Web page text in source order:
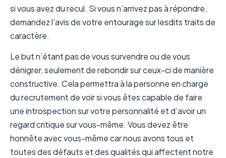
si vous avez du recul. Si vous n’arrivez pas à répondre,
demandez l’avis de votre entourage sur lesdits traits de
caractère.
Le but n’étant pas de vous survendre ou de vous
dénigrer, seulement de rebondir sur ceux-ci de manière
constructive. Cela permettra à la personne en charge
du recrutement de voir si vous êtes capable de faire
une introspection sur votre personnalité et d’avoir un
regard critique sur vous-même. Vous devez être
honnête avec vous-même car nous avons tous et
toutes des défauts et des qualités qui affectent notre